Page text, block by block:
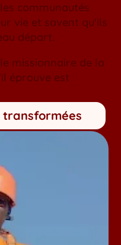
communautés
vie et savent qu'ils
départ.
missionnaire de la
éprouve est
transformées